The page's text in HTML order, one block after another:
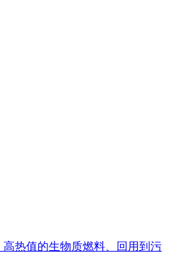
热值的生物质燃料、回用到污